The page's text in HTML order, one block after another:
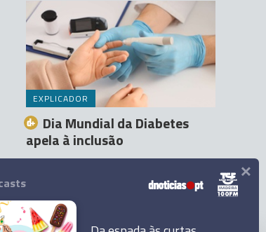
EXPLICADOR
Dia Mundial da Diabetes
apela à inclusão
×